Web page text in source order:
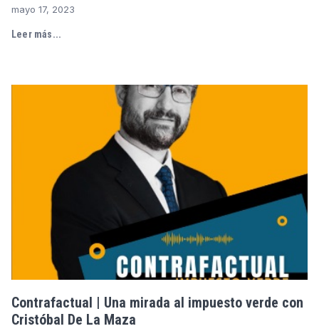
mayo 17, 2023
Leer más...
Contrafactual | Una mirada al impuesto verde con
Cristóbal De La Maza